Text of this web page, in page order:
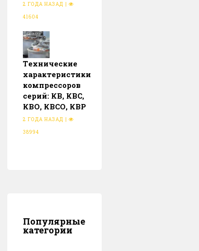
2 ГОДА НАЗАД |
41604
Тeхнические
характеристики
компрессоров
серий: КВ, КВС,
КВО, КВСО, КВР
2 ГОДА НАЗАД |
38994
Популярные
категории